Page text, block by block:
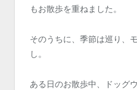
もお散歩を重ねました。
そのうちに、季節は巡り、
し。
ある日のお散歩中、ドッグ